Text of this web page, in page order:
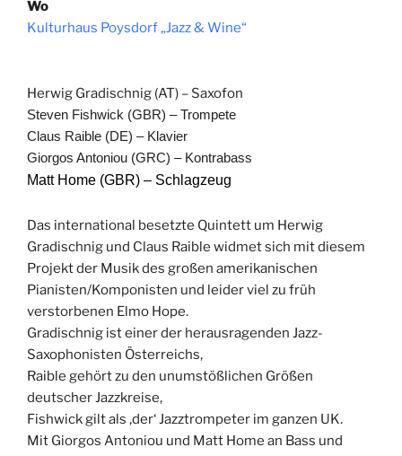
Wo
Kulturhaus Poysdorf „Jazz & Wine“
Herwig Gradischnig (AT) – Saxofon
Steven Fishwick (GBR) – Trompete
Claus Raible (DE) – Klavier
Giorgos Antoniou (GRC) – Kontrabass
Matt Home (GBR) – Schlagzeug
Das international besetzte Quintett um Herwig
Gradischnig und Claus Raible widmet sich mit diesem
Projekt der Musik des großen amerikanischen
Pianisten/Komponisten und leider viel zu früh
verstorbenen Elmo Hope.
Gradischnig ist einer der herausragenden Jazz-
Saxophonisten Österreichs,
Raible gehört zu den unumstößlichen Größen
deutscher Jazzkreise,
Fishwick gilt als ‚der‘ Jazztrompeter im ganzen UK.
Mit Giorgos Antoniou und Matt Home an Bass und